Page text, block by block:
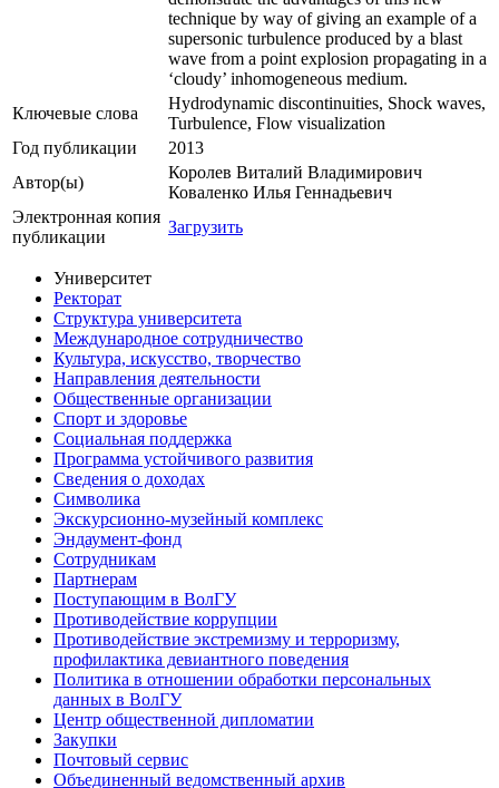
technique by way of giving an example of a
supersonic turbulence produced by a blast
wave from a point explosion propagating in a
‘cloudy’ inhomogeneous medium.
Ключевые cлова
Hydrodynamic discontinuities, Shock waves,
Turbulence, Flow visualization
Год публикации
2013
Автор(ы)
Королев Виталий Владимирович
Коваленко Илья Геннадьевич
Электронная копия
публикации
Загрузить
Университет
Ректорат
Структура университета
Международное сотрудничество
Культура, искусство, творчество
Направления деятельности
Общественные организации
Спорт и здоровье
Социальная поддержка
Программа устойчивого развития
Сведения о доходах
Символика
Экскурсионно-музейный комплекс
Эндаумент-фонд
Сотрудникам
Партнерам
Поступающим в ВолГУ
Противодействие коррупции
Противодействие экстремизму и терроризму,
профилактика девиантного поведения
Политика в отношении обработки персональных
данных в ВолГУ
Центр общественной дипломатии
Закупки
Почтовый сервис
Объединенный ведомственный архив